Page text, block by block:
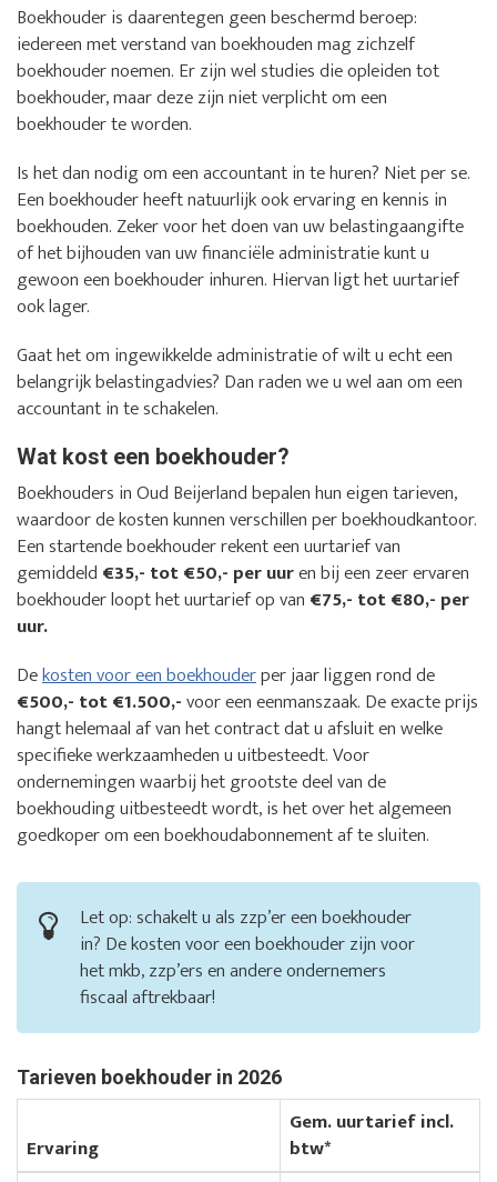
Boekhouder is daarentegen geen beschermd beroep:
iedereen met verstand van boekhouden mag zichzelf
boekhouder noemen. Er zijn wel studies die opleiden tot
boekhouder, maar deze zijn niet verplicht om een
boekhouder te worden.
Is het dan nodig om een accountant in te huren? Niet per se.
Een boekhouder heeft natuurlijk ook ervaring en kennis in
boekhouden. Zeker voor het doen van uw belastingaangifte
of het bijhouden van uw financiële administratie kunt u
gewoon een boekhouder inhuren. Hiervan ligt het uurtarief
ook lager.
Gaat het om ingewikkelde administratie of wilt u echt een
belangrijk belastingadvies? Dan raden we u wel aan om een
accountant in te schakelen.
Wat kost een boekhouder?
Boekhouders in Oud Beijerland bepalen hun eigen tarieven,
waardoor de kosten kunnen verschillen per boekhoudkantoor.
Een startende boekhouder rekent een uurtarief van
gemiddeld €35,- tot €50,- per uuren bij een zeer ervaren
boekhouder loopt het uurtarief op van €75,- tot €80,- per
uur.
Dekosten voor een boekhouderper jaar liggen rond de
€500,- tot €1.500,-voor een eenmanszaak. De exacte prijs
hangt helemaal af van het contract dat u afsluit en welke
specifieke werkzaamheden u uitbesteedt. Voor
ondernemingen waarbij het grootste deel van de
boekhouding uitbesteedt wordt, is het over het algemeen
goedkoper om een boekhoudabonnement af te sluiten.
Let op: schakelt u als zzp’er een boekhouder
in? De kosten voor een boekhouder zijn voor
het mkb, zzp’ers en andere ondernemers
fiscaal aftrekbaar!
Tarieven boekhouder in 2026
Ervaring
Gem. uurtarief incl.
btw*